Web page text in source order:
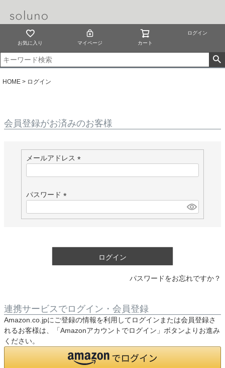
お気に入り マイページ カート
ログイン
HOME ログイン
会員登録がお済みのお客様
メールアドレス
)
パスワード
必
ログイン
パスワードをお忘れですか？
連携サービスでログイン・会員登録
Amazon.co.jpにご登録の情報を利用してログインまたは会員登録さ
れるお客様は、「Amazonアカウントでログイン」ボタンよりお進み
ください。